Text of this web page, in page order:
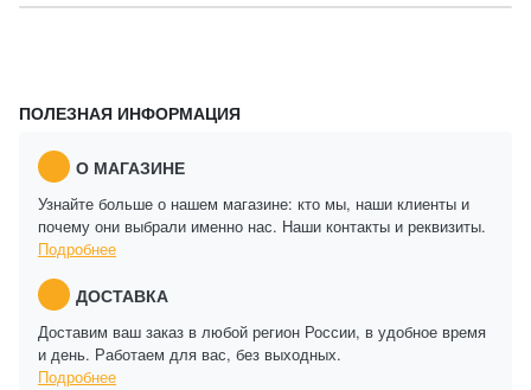
ПОЛЕЗНАЯ ИНФОРМАЦИЯ
О МАГАЗИНЕ
Узнайте больше о нашем магазине: кто мы, наши клиенты и
почему они выбрали именно нас. Наши контакты и реквизиты.
Подробнее
ДОСТАВКА
Доставим ваш заказ в любой регион России, в удобное время
и день. Работаем для вас, без выходных.
Подробнее